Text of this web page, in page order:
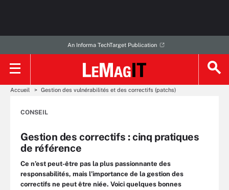
An Informa TechTarget Publication
Accueil Gestion des vulnérabilités et des correctifs (patchs)
CONSEIL
Gestion des correctifs : cinq pratiques
de référence
Ce n’est peut-être pas la plus passionnante des
responsabilités, mais l’importance de la gestion des
correctifs ne peut être niée. Voici quelques bonnes